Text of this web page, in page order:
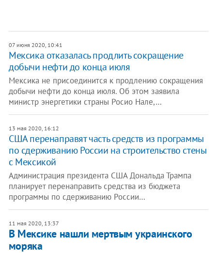
07 июня 2020, 10:41
Мексика отказалась продлить сокращение
добычи нефти до конца июля
Мексика не присоединится к продлению сокращения
добычи нефти до конца июля. Об этом заявила
министр энергетики страны Росио Нале,…
13 мая 2020, 16:12
​США перенаправят часть средств из программы
по сдерживанию России на строительство стены
с Мексикой
Администрация президента США Дональда Трампа
планирует перенаправить средства из бюджета
программы по сдерживанию России…
11 мая 2020, 13:37
В Мексике нашли мертвым украинского
моряка